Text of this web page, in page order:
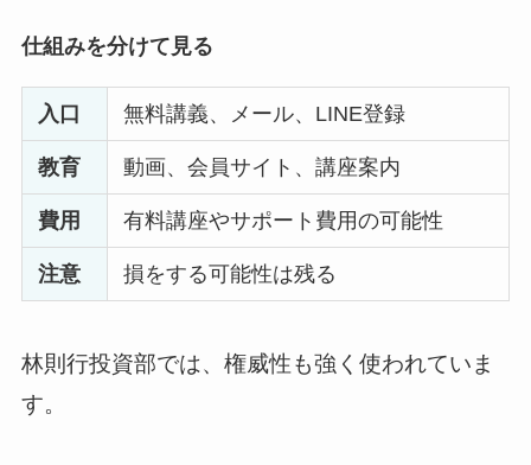
仕組みを分けて見る
入口 無料講義、メール、LINE登録
教育 動画、会員サイト、講座案内
費用 有料講座やサポート費用の可能性
注意 損をする可能性は残る
林則行投資部では、権威性も強く使われていま
す。